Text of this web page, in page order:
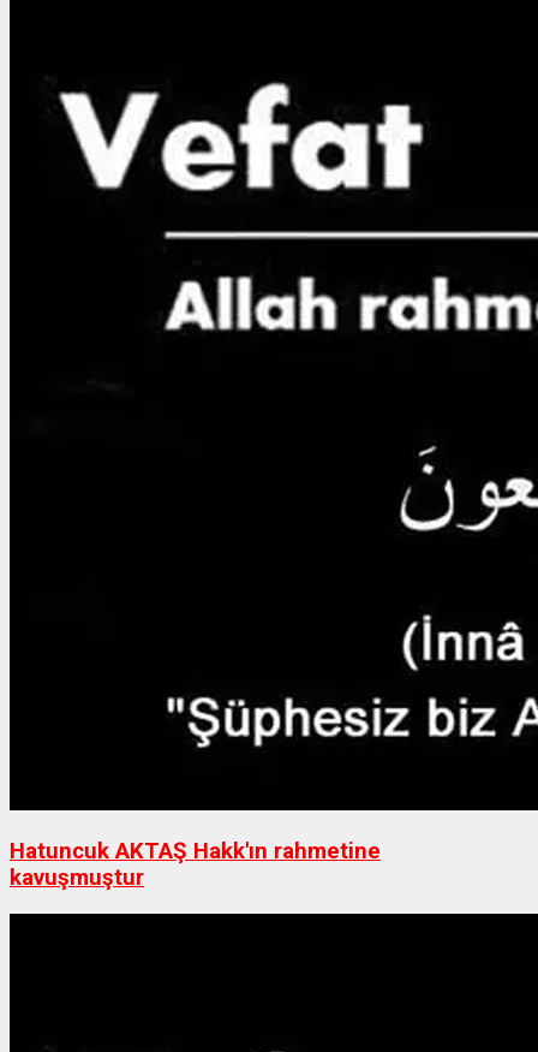
Hatuncuk AKTAŞ Hakk'ın rahmetine
kavuşmuştur